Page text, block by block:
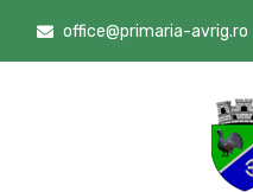
office@primaria-avrig.ro